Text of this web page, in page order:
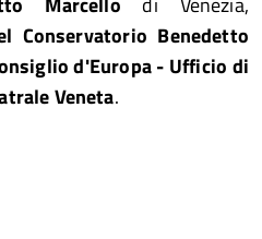
Conservatorio Benedetto
d'Europa - Ufficio di
Veneta.